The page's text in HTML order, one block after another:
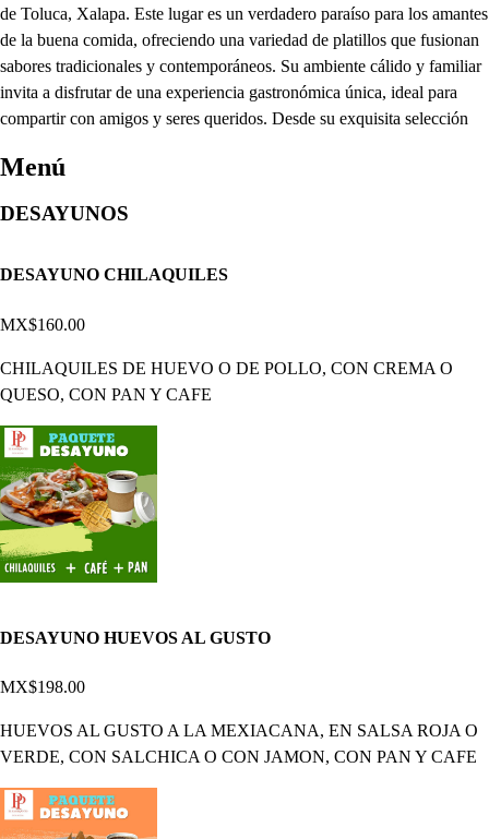
de Toluca, Xalapa. Este lugar es un verdadero paraíso para los amantes
de la buena comida, ofreciendo una variedad de platillos que fusionan
sabores tradicionales y contemporáneos. Su ambiente cálido y familiar
invita a disfrutar de una experiencia gastronómica única, ideal para
compartir con amigos y seres queridos. Desde su exquisita selección
Menú
DESAYUNOS
DESAYUNO CHILAQUILES
MX$160.00
CHILAQUILES DE HUEVO O DE POLLO, CON CREMA O
QUESO, CON PAN Y CAFE
DESAYUNO HUEVOS AL GUSTO
MX$198.00
HUEVOS AL GUSTO A LA MEXIACANA, EN SALSA ROJA O
VERDE, CON SALCHICA O CON JAMON, CON PAN Y CAFE